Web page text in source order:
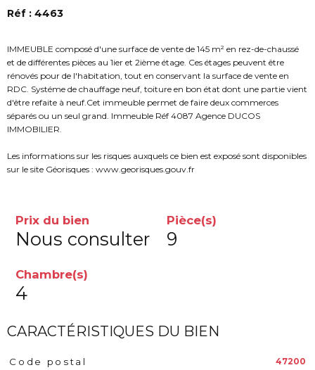
Réf : 4463
IMMEUBLE composé d'une surface de vente de 145 m² en rez-de-chaussé
et de différentes pièces au 1ier et 2ième étage. Ces étages peuvent être
rénovés pour de l'habitation, tout en conservant la surface de vente en
RDC. Systéme de chauffage neuf, toiture en bon état dont une partie vient
d'être refaite à neuf.Cet immeuble permet de faire deux commerces
séparés ou un seul grand. Immeuble Réf 4087 Agence DUCOS
IMMOBILIER.
Les informations sur les risques auxquels ce bien est exposé sont disponibles
sur le site Géorisques : www.georisques.gouv.fr
Prix du bien
Nous consulter
Pièce(s)
9
Chambre(s)
4
CARACTÉRISTIQUES DU BIEN
Caractéristiques Valeurs
Code postal 47200